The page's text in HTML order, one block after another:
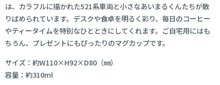
は、カラフルに描かれた521系車両と小さなあいまるくんたちが散
りばめられています。デスクや食卓を明るく彩り、毎日のコーヒー
やティータイムを特別なひとときにしてくれます。ご自宅用にはも
ちろん、プレゼントにもぴったりのマグカップです。
サイズ：約W110×H92×D80（㎜）
容量：約310ml